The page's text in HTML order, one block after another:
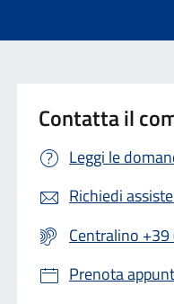
Contatta il
Leggi le
Richiedi
Centralino
Prenota